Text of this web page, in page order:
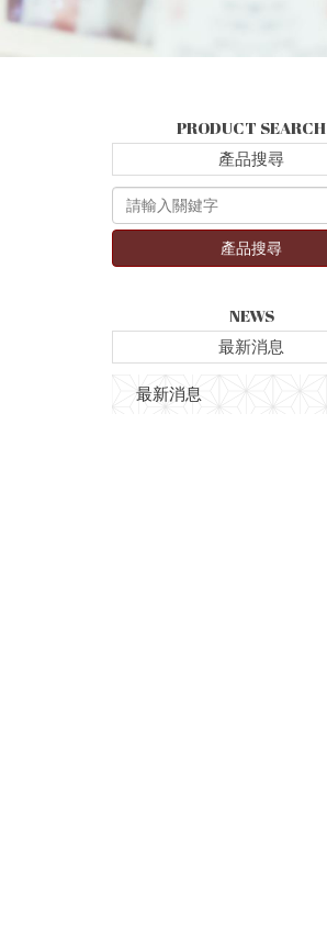
PRODUCT SEARCH
產品搜尋
產品搜尋
NEWS
最新消息
最新消息